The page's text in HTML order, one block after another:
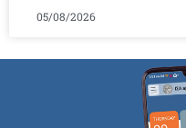
05/08/2026